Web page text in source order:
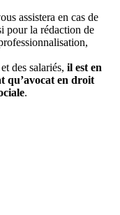
assistera en cas de
pour la rédaction de
des salariés, il est en
qu’avocat en droit
.